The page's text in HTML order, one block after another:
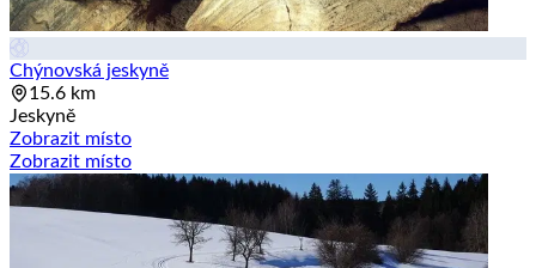
Chýnovská jeskyně
15.6 km
Jeskyně
Zobrazit místo
Zobrazit místo